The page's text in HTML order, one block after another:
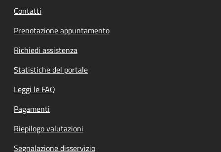
Contatti
Prenotazione appuntamento
Richiedi assistenza
Statistiche del portale
Leggi le FAQ
Pagamenti
Riepilogo valutazioni
Segnalazione disservizio